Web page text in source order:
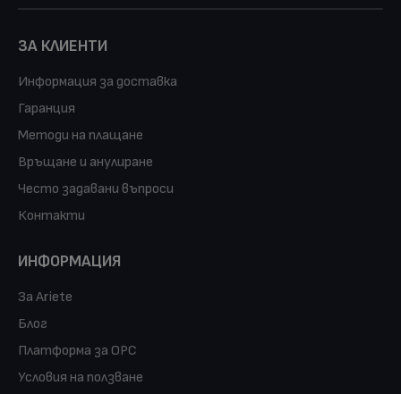
ЗА КЛИЕНТИ
Информация за доставка
Гаранция
Методи на плащане
Връщане и анулиране
Често задавани въпроси
Контакти
ИНФОРМАЦИЯ
За Ariete
Блог
Платформа за ОРС
Условия на ползване